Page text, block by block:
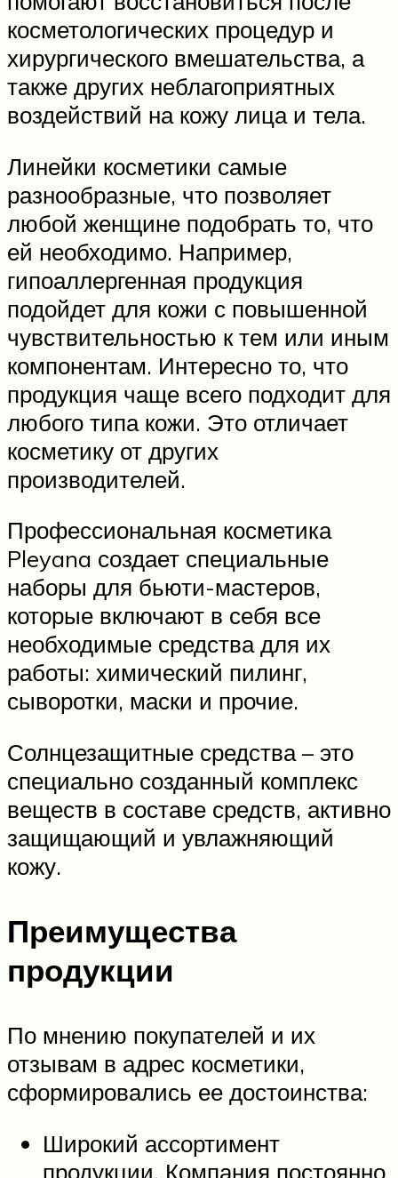
косметологических процедур и
хирургического вмешательства, а
также других неблагоприятных
воздействий на кожу лица и тела.
Линейки косметики самые
разнообразные, что позволяет
любой женщине подобрать то, что
ей необходимо. Например,
гипоаллергенная продукция
подойдет для кожи с повышенной
чувствительностью к тем или иным
компонентам. Интересно то, что
продукция чаще всего подходит для
любого типа кожи. Это отличает
косметику от других
производителей.
Профессиональная косметика
Pleyana создает специальные
наборы для бьюти-мастеров,
которые включают в себя все
необходимые средства для их
работы: химический пилинг,
сыворотки, маски и прочие.
Солнцезащитные средства – это
специально созданный комплекс
веществ в составе средств, активно
защищающий и увлажняющий
кожу.
Преимущества
продукции
По мнению покупателей и их
отзывам в адрес косметики,
сформировались ее достоинства:
Широкий ассортимент
продукции. Компания постоянно